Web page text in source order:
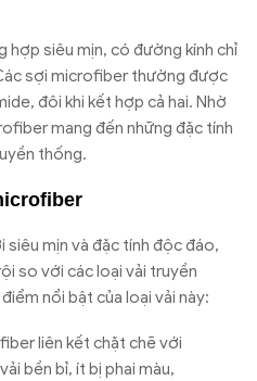
siêu mịn, có đường kính chỉ
sợi microfiber thường được
đôi khi kết hợp cả hai. Nhờ
mang đến những đặc tính
thống.
siêu mịn và đặc tính độc đáo,
so với các loại vải truyền
nổi bật của loại vải này:
liên kết chặt chẽ với
bền bỉ, ít bị phai màu,